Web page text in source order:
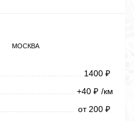
МОСКВА
1400 ₽
+40 ₽ /км
от 200 ₽